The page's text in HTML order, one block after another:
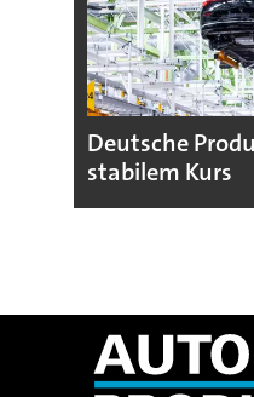
Deutsche
stabilem Kurs